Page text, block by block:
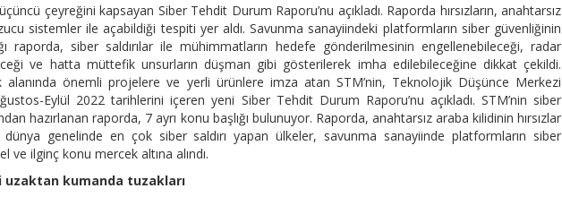
çeyreğini kapsayan Siber Tehdit Durum Raporu’nu açıkladı. Raporda hırsızların, anahtarsız
sistemler ile açabildiği tespiti yer aldı. Savunma sanayiindeki platformların siber güvenliğinin
raporda, siber saldırılar ile mühimmatların hedefe gönderilmesinin engellenebileceği, radar
ve hatta müttefik unsurların düşman gibi gösterilerek imha edilebileceğine dikkat çekildi.
alanında önemli projelere ve yerli ürünlere imza atan STM’nin, Teknolojik Düşünce Merkezi
Eylül 2022 tarihlerini içeren yeni Siber Tehdit Durum Raporu’nu açıkladı. STM’nin siber
hazırlanan raporda, 7 ayrı konu başlığı bulunuyor. Raporda, anahtarsız araba kilidinin hırsızlar
dünya genelinde en çok siber saldırı yapan ülkeler, savunma sanayiinde platformların siber
ve ilginç konu mercek altına alındı.
uzaktan kumanda tuzakları